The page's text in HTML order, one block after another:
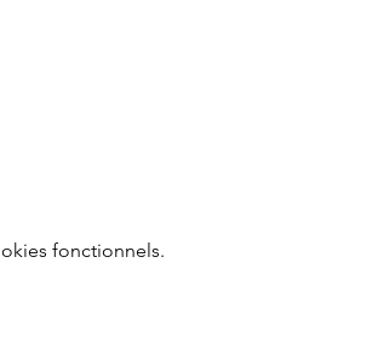
fonctionnels.